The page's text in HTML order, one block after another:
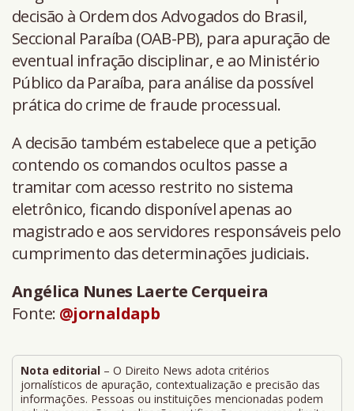
decisão à Ordem dos Advogados do Brasil,
Seccional Paraíba (OAB-PB), para apuração de
eventual infração disciplinar, e ao Ministério
Público da Paraíba, para análise da possível
prática do crime de fraude processual.
A decisão também estabelece que a petição
contendo os comandos ocultos passe a
tramitar com acesso restrito no sistema
eletrônico, ficando disponível apenas ao
magistrado e aos servidores responsáveis pelo
cumprimento das determinações judiciais.
Angélica Nunes Laerte Cerqueira
Fonte: @jornaldapb
Nota editorial – O Direito News adota critérios
jornalísticos de apuração, contextualização e precisão das
informações. Pessoas ou instituições mencionadas podem